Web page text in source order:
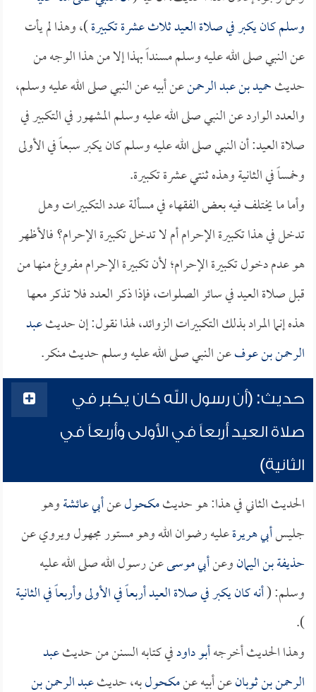
وسلم كان يكبر في صلاة العيد ثلاث عشرة تكبيرة)، وهذا لم يأت
عن النبي صلى الله عليه وسلم مسنداً بهذا إلا من هذا الوجه من
حديثحميد بن عبد الرحمنعن أبيه عن النبي صلى الله عليه وسلم،
والعدد الوارد عن النبي صلى الله عليه وسلم المشهور في التكبير في
صلاة العيد: أن النبي صلى الله عليه وسلم كان يكبر سبعاً في الأولى
وخمساً في الثانية وهذه ثنتي عشرة تكبيرة.
وأما ما يختلف فيه بعض الفقهاء في مسألة عدد التكبيرات وهل
تدخل في هذا تكبيرة الإحرام أم لا تدخل تكبيرة الإحرام؟ فالأظهر
هو عدم دخول تكبيرة الإحرام؛ لأن تكبيرة الإحرام مفروغ منها من
قبل صلاة العيد في سائر الصلوات، فإذا ذكر العدد فلا تذكر معها
هذه إنما المراد بذلك التكبيرات الزوائد، لهذا نقول: إن حديثعبد
الرحمن بن عوفعن النبي صلى الله عليه وسلم حديث منكر.
حديث: (أن رسول الله كان يكبر في
صلاة العيد أربعاً في الأولى وأربعاً في
الثانية)
الحديث الثاني في هذا: هو حديثمكحولعنأبي عائشةوهو
جليسأبي هريرةعليه رضوان الله وهو مستور مجهول ويروي عن
حذيفة بن اليمانوعنأبي موسىعن رسول الله صلى الله عليه
وسلم: (أنه كان يكبر في صلاة العيد أربعاً في الأولى وأربعاً في الثانية
).
وهذا الحديث أخرجهأبو داودفي كتابه السنن من حديثعبد
الرحمن بن ثوبانعن أبيه عنمكحولبه، حديثعبد الرحمن بن